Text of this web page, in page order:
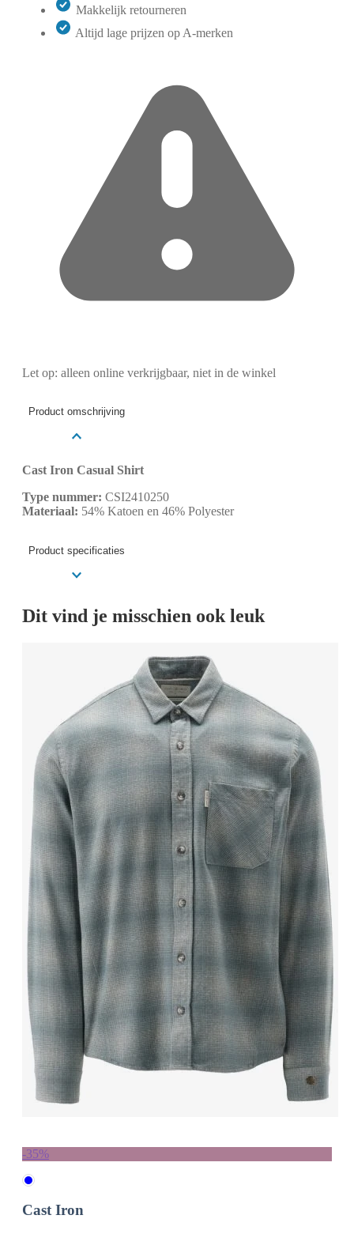
Makkelijk retourneren
Altijd lage prijzen op A-merken
Let op: alleen online verkrijgbaar, niet in de winkel
Product omschrijving
Cast Iron Casual Shirt
Type nummer: CSI2410250
Materiaal: 54% Katoen en 46% Polyester
Product specificaties
Dit vind je misschien ook leuk
-35%
Cast Iron